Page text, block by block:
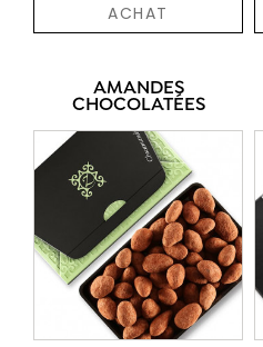
ACHAT
AMANDES
CHOCOLATÉES